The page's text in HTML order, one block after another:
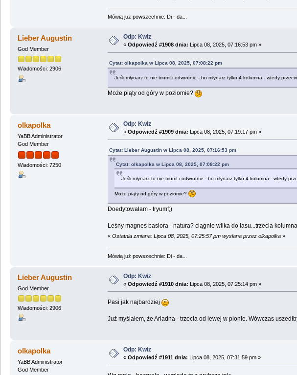
Mówią już powszechnie: Di - da...
Lieber Augustin
God Member
Wiadomości: 2906
Odp: Kwiz
« Odpowiedź #1908 dnia: Lipca 08, 2025, 07:16:53 pm »
Cytat: olkapolka w Lipca 08, 2025, 07:08:22 pm
Jeśli młynarz to nie triumf i odwrotnie - bo młynarz tylko 4 kolumna - wtedy
Może piąty od góry w poziomie?
olkapolka
YaBB Administrator
God Member
Wiadomości: 7250
Odp: Kwiz
« Odpowiedź #1909 dnia: Lipca 08, 2025, 07:19:17 pm »
Cytat: Lieber Augustin w Lipca 08, 2025, 07:16:53 pm
Cytat: olkapolka w Lipca 08, 2025, 07:08:22 pm
Jeśli młynarz to nie triumf i odwrotnie - bo młynarz tylko 4 kolumna - wtedy
Może piąty od góry w poziomie?
Doedytowałam - tryumf;)
Leśny magnes basiora - natura? ciągnie wilka do lasu...trzecia
« Ostatnia zmiana: Lipca 08, 2025, 07:25:57 pm wysłana przez olkapolka»
Mówią już powszechnie: Di - da...
Lieber Augustin
God Member
Wiadomości: 2906
Odp: Kwiz
« Odpowiedź #1910 dnia: Lipca 08, 2025, 07:25:14 pm »
Pasi jak najbardziej
Już myślałem, że Ariadna - trzecia od lewej w pionie. Wówczas
olkapolka
YaBB Administrator
God Member
Odp: Kwiz
« Odpowiedź #1911 dnia: Lipca 08, 2025, 07:31:59 pm »